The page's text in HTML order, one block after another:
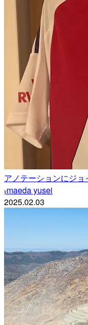
アノテーションにジ
ymaeda yusei
2025.02.03